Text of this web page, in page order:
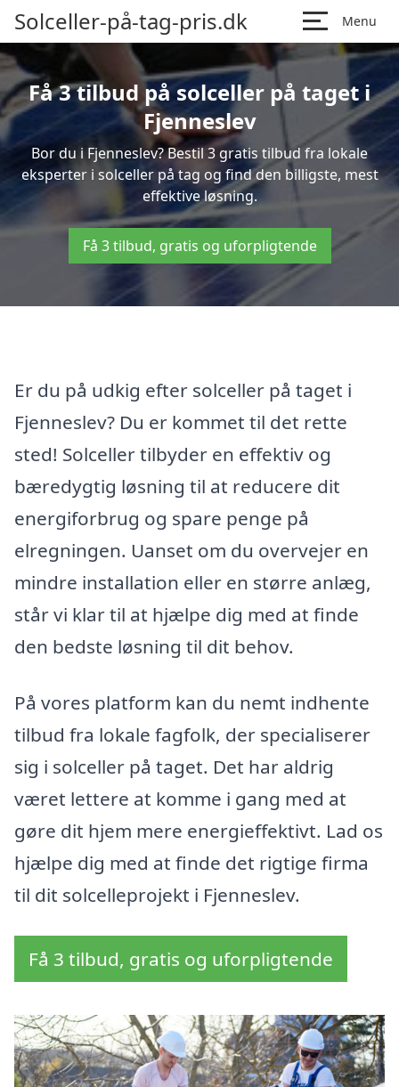
Solceller-på-tag-pris.dk Menu
Få 3 tilbud på solceller på taget i
Fjenneslev
Bor du i Fjenneslev? Bestil 3 gratis tilbud fra lokale
eksperter i solceller på tag og find den billigste, mest
effektive løsning.
Få 3 tilbud, gratis og uforpligtende
Er du på udkig efter solceller på taget i
Fjenneslev? Du er kommet til det rette
sted! Solceller tilbyder en effektiv og
bæredygtig løsning til at reducere dit
energiforbrug og spare penge på
elregningen. Uanset om du overvejer en
mindre installation eller en større anlæg,
står vi klar til at hjælpe dig med at finde
den bedste løsning til dit behov.
På vores platform kan du nemt indhente
tilbud fra lokale fagfolk, der specialiserer
sig i solceller på taget. Det har aldrig
været lettere at komme i gang med at
gøre dit hjem mere energieffektivt. Lad os
hjælpe dig med at finde det rigtige firma
til dit solcelleprojekt i Fjenneslev.
Få 3 tilbud, gratis og uforpligtende